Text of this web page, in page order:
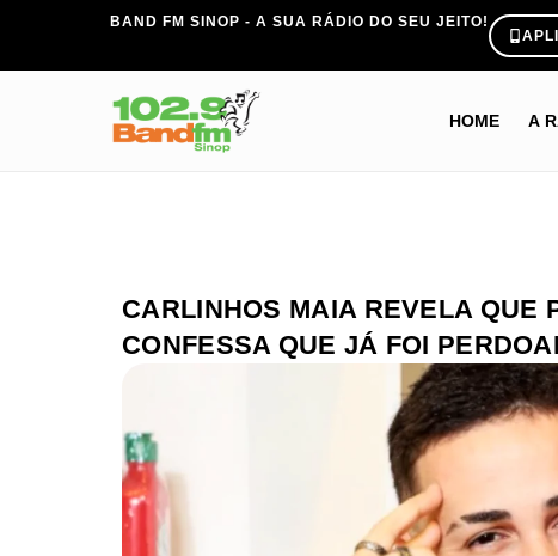
BAND FM SINOP - A SUA RÁDIO DO SEU JEITO!
HOME A
CARLINHOS MAIA REVELA QUE
CONFESSA QUE JÁ FOI